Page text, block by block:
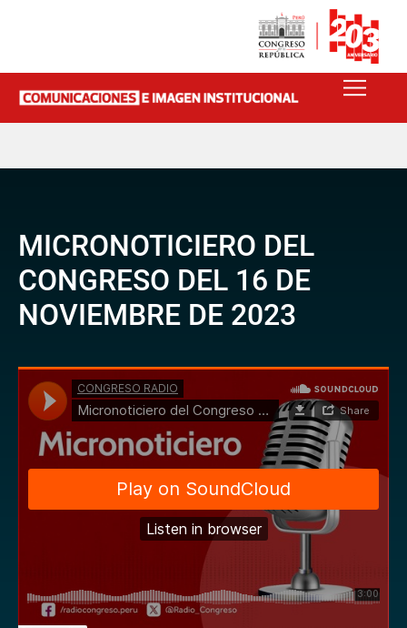
MICRONOTICIERO DEL
CONGRESO DEL 16 DE
NOVIEMBRE DE 2023